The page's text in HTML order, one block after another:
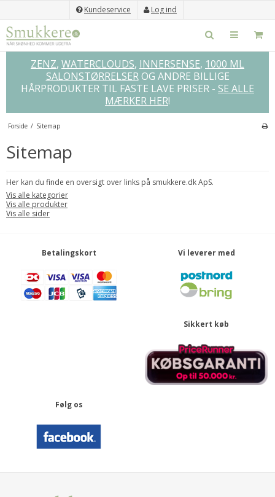
Log ind
Kundeservice
ZENZ, WATERCLOUDS, INNERSENSE, 1000 ML
SALONSTØRRELSEROG ANDRE BILLIGE
HÅRPRODUKTER TIL FASTE LAVE PRISER - SE ALLE
MÆRKER HER!
Forside / Sitemap
Sitemap
Her kan du finde en oversigt over links på smukkere.dk ApS.
Vis alle kategorier
Vis alle produkter
Vis alle sider
Betalingskort Vi leverer med
Sikkert køb
Følg os